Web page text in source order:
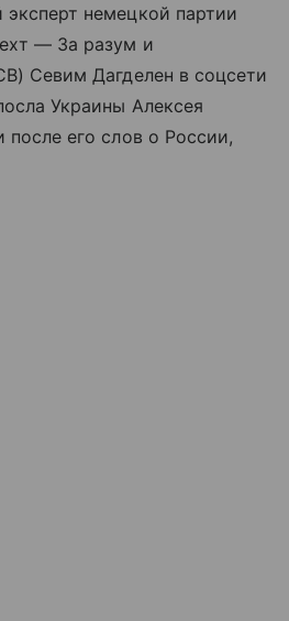
немецкой партии
— За разум и
Севим Дагделен в соцсети
Украины Алексея
его слов о России,